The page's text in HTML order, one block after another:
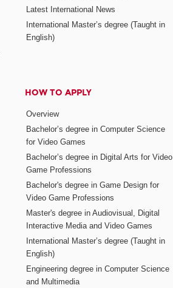
Latest International News
International Master’s degree (Taught in
English)
HOW TO APPLY
Overview
Bachelor’s degree in Computer Science
for Video Games
Bachelor’s degree in Digital Arts for Video
Game Professions
Bachelor's degree in Game Design for
Video Game Professions
Master's degree in Audiovisual, Digital
Interactive Media and Video Games
International Master’s degree (Taught in
English)
Engineering degree in Computer Science
and Multimedia